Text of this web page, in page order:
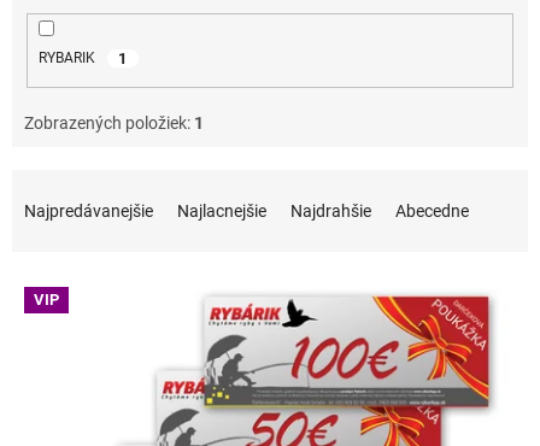
RYBARIK 1
Zobrazených položiek: 1
Najpredávanejšie Najlacnejšie Najdrahšie Abecedne
Výpis produktov
VIP